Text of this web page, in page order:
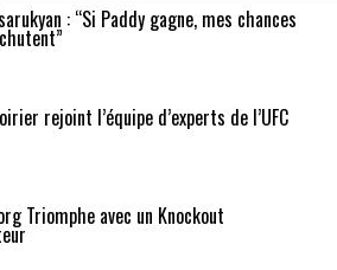
: “Si Paddy gagne, mes chances
rejoint l’équipe d’experts de l’UFC
Triomphe avec un Knockout